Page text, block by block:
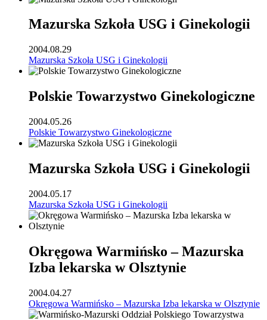
Mazurska Szkoła USG i Ginekologii
2004.08.29
Mazurska Szkoła USG i Ginekologii
Polskie Towarzystwo Ginekologiczne
2004.05.26
Polskie Towarzystwo Ginekologiczne
Mazurska Szkoła USG i Ginekologii
2004.05.17
Mazurska Szkoła USG i Ginekologii
Okręgowa Warmińsko – Mazurska
Izba lekarska w Olsztynie
2004.04.27
Okręgowa Warmińsko – Mazurska Izba lekarska w Olsztynie